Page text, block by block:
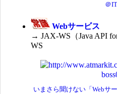
＠IT
Webサービス
→ JAX-WS（Java API
WS
いまさら聞けない「Webサ